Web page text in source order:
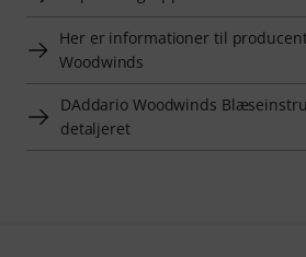
Her er informationer til
Woodwinds
DAddario Woodwinds
detaljeret